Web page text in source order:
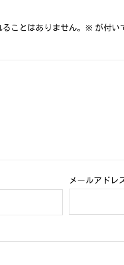
ことはありません。 ※ が付い
メールアドレ